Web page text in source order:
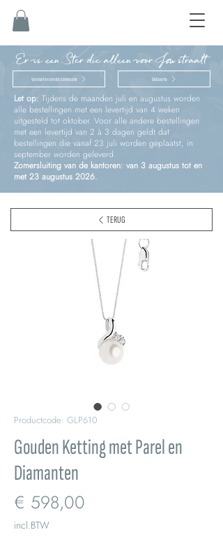
Er is een Ster die alleen voor Jou straalt
Vormsel en eerste communie Geboorte
Let op: Tijdens de maanden juli en augustus worden
alle bestellingen met een levertijd van 4 weken
uitgesteld tot oktober. Voor alle andere bestellingen
met een levertijd van 2 à 3 dagen geldt dat
bestellingen die vanaf 23 juli worden geplaatst, in
september worden geleverd.
Zomersluiting van de kantoren: van 3 augustus tot en
met 23 augustus 2026.
Productcode: GLP610
Gouden Ketting met Parel en
Diamanten
€ 598,00
incl.BTW
TERUG